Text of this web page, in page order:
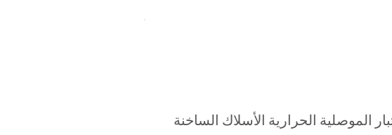
الموصلية الحرارية الأسلاك الساخنة